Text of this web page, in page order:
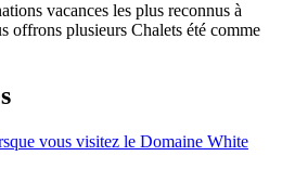
vacances les plus reconnus à
offrons plusieurs Chalets été comme
vous visitez le Domaine White